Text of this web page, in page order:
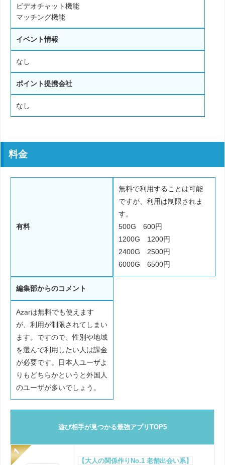
ビデオチャット機能
マッチング機能
イベント情報
なし
ポイント提携会社
なし
料金
有料
無料で利用することは可能
ですが、利用は制限されま
す。
500G 600円
1200G 1200円
2400G 2500円
6000G 6500円
編集部からのコメント
Azarは無料でも使えます
が、利用が制限されてしまい
ます。ですので、性別や地域
を選んで利用したい人は課金
が必要です。日本人ユーザよ
りもどちらかというと外国人
のユーザが多いでしょう。
遊び相手が見つかる最強アプリTOP5
【大人の関係作りNo.1 老舗出会い系】